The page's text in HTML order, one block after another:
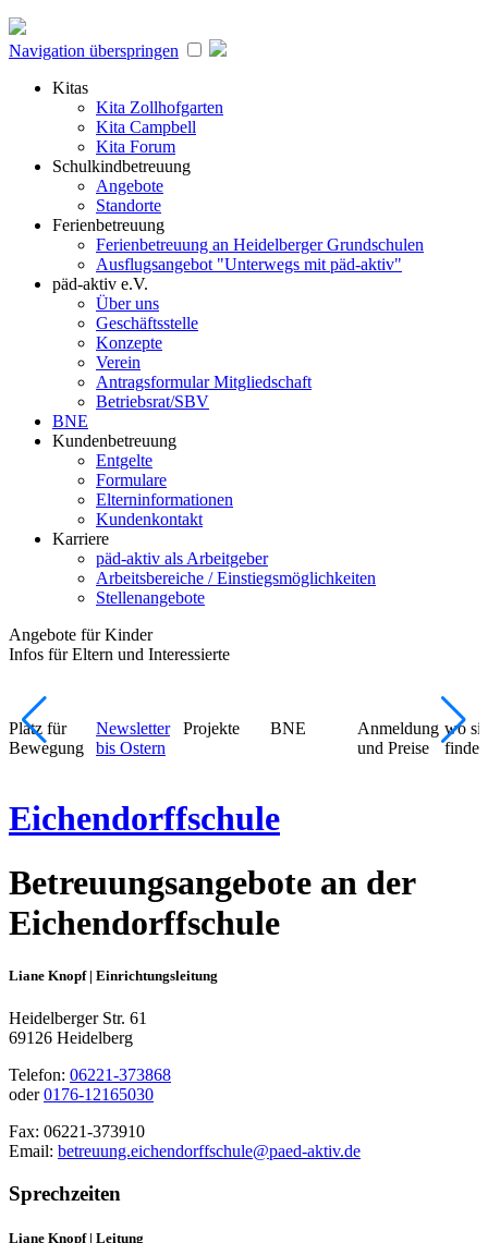
Navigation überspringen
Kitas
Kita Zollhofgarten
Kita Campbell
Kita Forum
Schulkindbetreuung
Angebote
Standorte
Ferienbetreuung
Ferienbetreuung an Heidelberger Grundschulen
Ausflugsangebot "Unterwegs mit päd-aktiv"
päd-aktiv e.V.
Über uns
Geschäftsstelle
Konzepte
Verein
Antragsformular Mitgliedschaft
Betriebsrat/SBV
BNE
Kundenbetreuung
Entgelte
Formulare
Elterninformationen
Kundenkontakt
Karriere
päd-aktiv als Arbeitgeber
Arbeitsbereiche / Einstiegsmöglichkeiten
Stellenangebote
Angebote für Kinder
Infos für Eltern und Interessierte
Platz für
Bewegung
Newsletter
bis Ostern
Projekte BNE
Anmeldung
und Preise
wo
finden
Eichendorffschule
Betreuungsangebote an der
Eichendorffschule
Liane Knopf | Einrichtungsleitung
Heidelberger Str. 61
69126 Heidelberg
Telefon: 06221-373868
oder0176-12165030
Fax: 06221-373910
Email: betreuung.eichendorffschule@paed-aktiv.de
Sprechzeiten
Liane Knopf | Leitung